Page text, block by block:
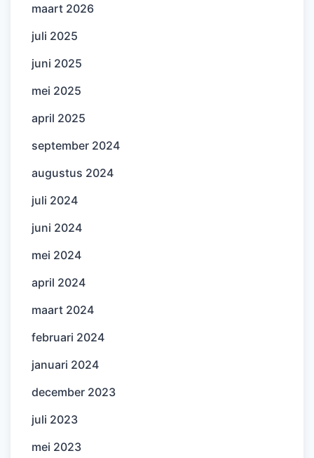
maart 2026
juli 2025
juni 2025
mei 2025
april 2025
september 2024
augustus 2024
juli 2024
juni 2024
mei 2024
april 2024
maart 2024
februari 2024
januari 2024
december 2023
juli 2023
mei 2023